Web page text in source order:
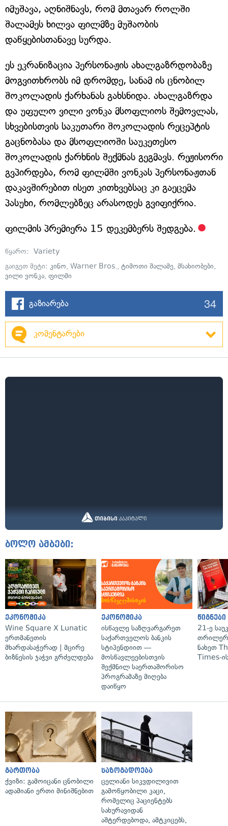
იმუშავა, აღნიშნავს, რომ მთავარ როლში
შალამეს ხილვა ფილმზე მუშაობის
დაწყებისთანავე სურდა.
ეს ეკრანიზაცია პერსონაჟის ახალგაზრდობაზე
მოგვითხრობს იმ დრომდე, სანამ ის ცნობილ
შოკოლადის ქარხანას გახსნიდა. ახალგაზრდა
და უფულო ვილი ვონკა მსოფლიოს შემოვლას,
სხვებისთვის საკუთარი შოკოლადის რეცეპტის
გაცნობასა და მსოფლიოში საუკეთესო
შოკოლადის ქარხნის შექმნას გეგმავს. რეჟისორი
გვპირდება, რომ ფილმში ვონკას პერსონაჟთან
დაკავშირებით ისეთ კითხვებსაც კი გაეცემა
პასუხი, რომლებზეც არასოდეს გვიფიქრია.
ფილმის პრემიერა 15 დეკემბერს შედგება.
წყარო: Variety
გაიგეთ მეტი: კინო, Warner Bros., ტიმოთი შალამე, მსახიობები,
ვილი ვონკა, ფილმი
გაზიარება 34
კომენტარები
ბოლო ამბები:
ეკონომიკა
Wine Square X Lunatic
ერთმანეთის
მხარდასაჭერად | მცირე
ბიზნესის ჯაჭვი გრძელდება
ეკონომიკა
ისწავლე საზღვარგარეთ
საქართველოს ბანკის
სტიპენდიით —
მოსწავლეებისთვის
შექმნილ საერთაშორისო
პროგრამაზე მიღება
დაიწყო
წიგნები
21-ე
ნახეთ
Times-
გართობა
ქვიზი: გამოიცანი ცნობილი
ადამიანი ერთი მინიშნებით
საზოგადოება
ცელიანი სიკვდილივით
გამოწყობილი კაცი,
რომელიც პაციენტებს
სახურავიდან
აშტერდებოდა, ამტკიცებს,